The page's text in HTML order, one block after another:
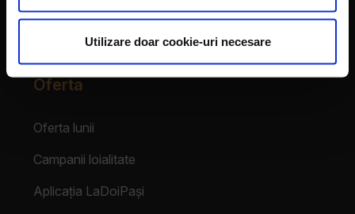
Utilizare doar cookie-uri necesare
Testimoniale
Login Partener
Oferta
Oferta lunii
Campanii loialitate
Aplicația LaDoiPași